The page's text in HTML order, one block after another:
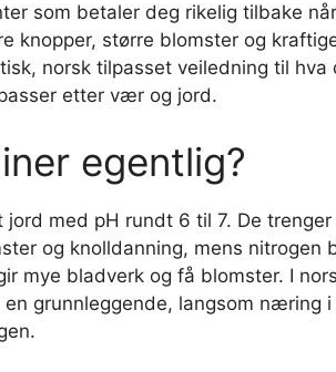
som betaler deg rikelig tilbake
knopper, større blomster og
norsk tilpasset veiledning til hva
etter vær og jord.
egentlig?
med pH rundt 6 til 7. De
og knolldanning, mens nitrogen
mye bladverk og få blomster. I
grunnleggende, langsom næring i